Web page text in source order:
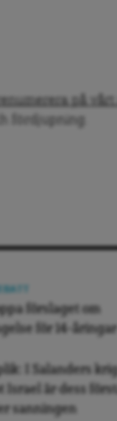
på vårt
fördjupning.
förslaget om
för 14-åringar
I Salanders krig
Israel är dess
sanningen